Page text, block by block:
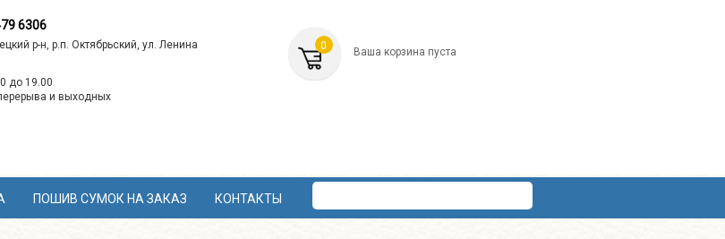
6306
р-н, р.п. Октябрьский, ул. Ленина
до 19.00
и выходных
0 Ваша корзина пуста
ПОШИВ СУМОК НА ЗАКАЗ КОНТАКТЫ